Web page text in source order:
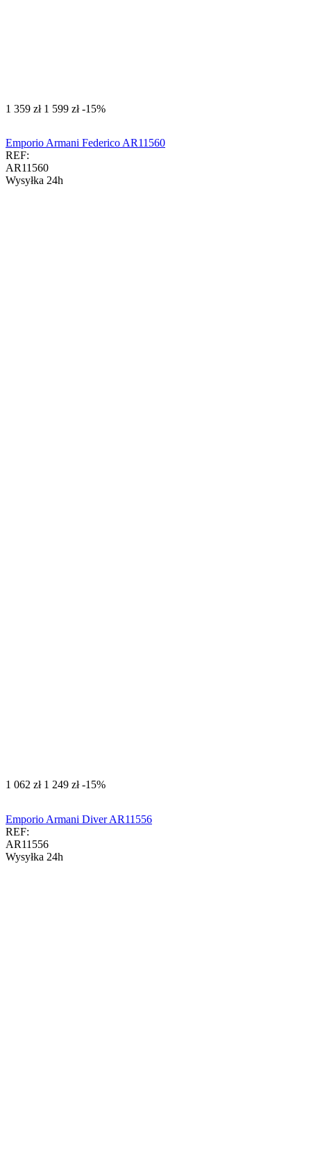
‍1 359‍ zł ‍1 599‍ zł -15%
Emporio Armani Federico AR11560
REF:
AR11560
Wysyłka 24h
‍1 062‍ zł ‍1 249‍ zł -15%
Emporio Armani Diver AR11556
REF:
AR11556
Wysyłka 24h